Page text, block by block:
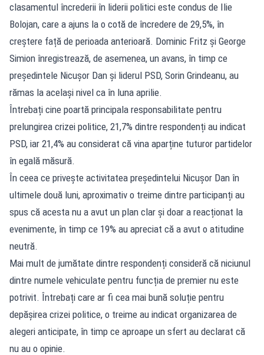
clasamentul încrederii în liderii politici este condus de Ilie
Bolojan, care a ajuns la o cotă de încredere de 29,5%, în
creștere față de perioada anterioară. Dominic Fritz și George
Simion înregistrează, de asemenea, un avans, în timp ce
președintele Nicușor Dan și liderul PSD, Sorin Grindeanu, au
rămas la același nivel ca în luna aprilie.
Întrebați cine poartă principala responsabilitate pentru
prelungirea crizei politice, 21,7% dintre respondenți au indicat
PSD, iar 21,4% au considerat că vina aparține tuturor partidelor
în egală măsură.
În ceea ce privește activitatea președintelui Nicușor Dan în
ultimele două luni, aproximativ o treime dintre participanți au
spus că acesta nu a avut un plan clar și doar a reacționat la
evenimente, în timp ce 19% au apreciat că a avut o atitudine
neutră.
Mai mult de jumătate dintre respondenți consideră că niciunul
dintre numele vehiculate pentru funcția de premier nu este
potrivit. Întrebați care ar fi cea mai bună soluție pentru
depășirea crizei politice, o treime au indicat organizarea de
alegeri anticipate, în timp ce aproape un sfert au declarat că
nu au o opinie.